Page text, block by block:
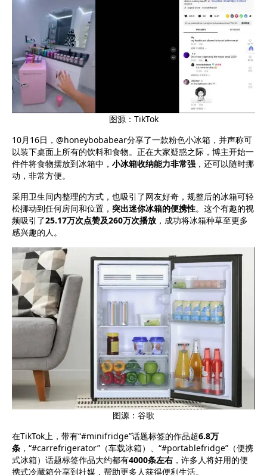
图源：TikTok
10月16日，@honeybobabear分享了一款粉色小冰箱，并声称可
以装下桌面上所有的饮料和食物。正在大家疑惑之际，博主开始一
件件将食物摆放到冰箱中， 小冰箱收纳能力非常强 ，还可以随时挪
动，非常方便。
采用卫生间内整理的方式，也吸引了网友好奇，规整后的冰箱可轻
松挪动到任何房间和位置， 突出迷你冰箱的便携性。这个有趣的视
频吸引了25.17万次点赞及260万次播放 ，成功将冰箱种草至更多
感兴趣的人。
图源：谷歌
在TikTok上，带有“#minifridge”话题标签的作品超6.8万
条 ，“#carrefrigerator”（车载冰箱）、“#portablefridge”（便携
式冰箱）话题标签作品大约都有4000条左右 ，许多人将好用的便
携式冷藏箱分享到社媒，帮助更多人获得便利生活。